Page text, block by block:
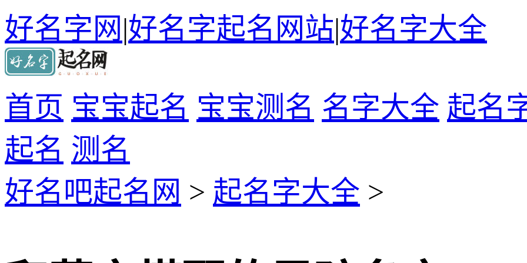
好名字网|好名字起名网站|好名字大全
首页 宝宝起名 宝宝测名 名字大全 起名
起名 测名
好名吧起名网 > 起名字大全 >